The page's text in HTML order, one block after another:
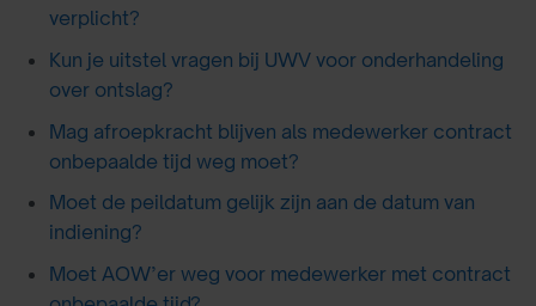
verplicht?
Kun je uitstel vragen bij UWV voor onderhandeling
over ontslag?
Mag afroepkracht blijven als medewerker contract
onbepaalde tijd weg moet?
Moet de peildatum gelijk zijn aan de datum van
indiening?
Moet AOW’er weg voor medewerker met contract